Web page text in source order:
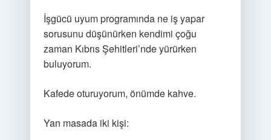
İşgücü uyum programında ne iş yapar
sorusunu düşünürken kendimi çoğu
zaman Kıbrıs Şehitleri’nde yürürken
buluyorum.
Kafede oturuyorum, önümde kahve.
Yan masada iki kişi: